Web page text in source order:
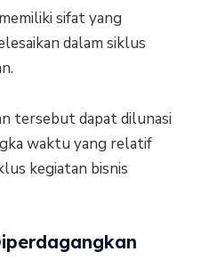
sifat yang
dalam siklus
tersebut dapat dilunasi
waktu yang relatif
kegiatan bisnis